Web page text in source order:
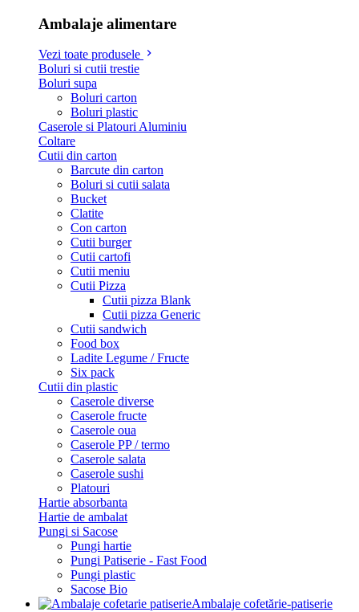
Ambalaje alimentare
Vezi toate produsele
Boluri si cutii trestie
Boluri supa
Boluri carton
Boluri plastic
Caserole si Platouri Aluminiu
Coltare
Cutii din carton
Barcute din carton
Boluri si cutii salata
Bucket
Clatite
Con carton
Cutii burger
Cutii cartofi
Cutii meniu
Cutii Pizza
Cutii pizza Blank
Cutii pizza Generic
Cutii sandwich
Food box
Ladite Legume / Fructe
Six pack
Cutii din plastic
Caserole diverse
Caserole fructe
Caserole oua
Caserole PP / termo
Caserole salata
Caserole sushi
Platouri
Hartie absorbanta
Hartie de ambalat
Pungi si Sacose
Pungi hartie
Pungi Patiserie - Fast Food
Pungi plastic
Sacose Bio
Ambalaje cofetărie-patiserie